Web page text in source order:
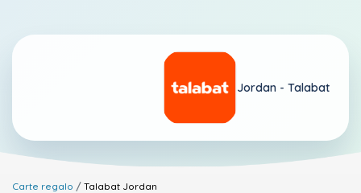
Jordan - Talabat
Carte regalo Talabat Jordan